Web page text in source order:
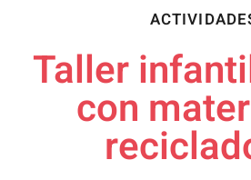
Taller
con